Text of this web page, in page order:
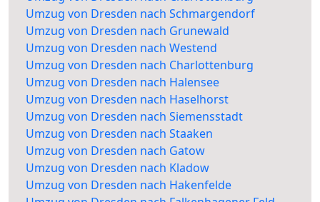
Umzug von Dresden nach Schmargendorf
Umzug von Dresden nach Grunewald
Umzug von Dresden nach Westend
Umzug von Dresden nach Charlottenburg
Umzug von Dresden nach Halensee
Umzug von Dresden nach Haselhorst
Umzug von Dresden nach Siemensstadt
Umzug von Dresden nach Staaken
Umzug von Dresden nach Gatow
Umzug von Dresden nach Kladow
Umzug von Dresden nach Hakenfelde